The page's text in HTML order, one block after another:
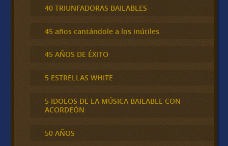
40 TRIUNFADORAS BAILABLES
45 años cantándole a los inútiles
45 AÑOS DE ÉXITO
5 ESTRELLAS WHITE
5 IDOLOS DE LA MÚSICA BAILABLE CON
ACORDEÓN
50 AÑOS